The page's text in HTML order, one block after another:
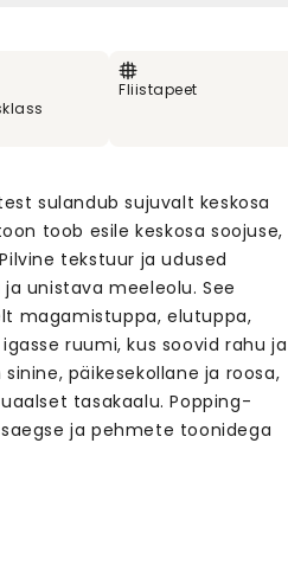
Fliistapeet
sulandub sujuvalt keskosa
toob esile keskosa soojuse,
tekstuur ja udused
unistava meeleolu. See
magamistuppa, elutuppa,
ruumi, kus soovid rahu ja
päikesekollane ja roosa,
tasakaalu. Popping-
ja pehmete toonidega